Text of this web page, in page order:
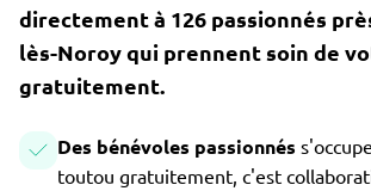
directement à 126 passionnés
lès-Noroy qui prennent soin de
gratuitement.
Des bénévoles passionnés
toutou gratuitement, c'est